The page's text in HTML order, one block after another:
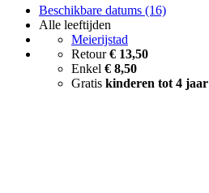
Beschikbare datums (16)
Alle leeftijden
Meierijstad
Retour€ 13,50
Enkel € 8,50
Gratis kinderen tot 4 jaar